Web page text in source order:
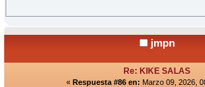
jmpn
Re: KIKE SALAS
« Respuesta #86 en: Marzo 09, 2026,